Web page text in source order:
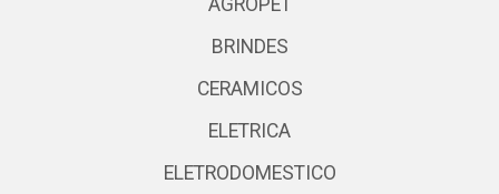
AGROPET
BRINDES
CERAMICOS
ELETRICA
ELETRODOMESTICO